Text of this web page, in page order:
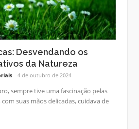
Desvendando os
da Natureza
4 de outubro de 2024
sempre tive uma fascinação pelas
suas mãos delicadas, cuidava de